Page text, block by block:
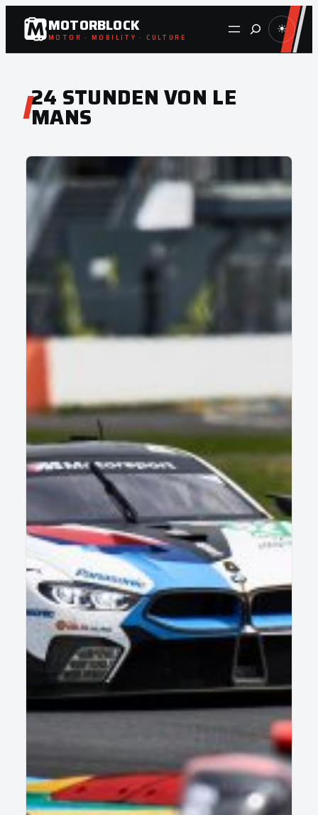
Zum
Inhalt
springen
MOTORBLOCK
MOTOR · MOBILITY · CULTURE Suche ☀
24 STUNDEN VON LE
MANS